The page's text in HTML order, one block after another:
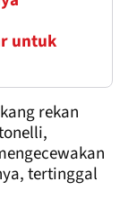
untuk
rekan
tertinggal